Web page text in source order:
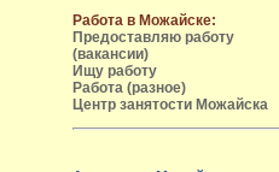
Работа в Можайске:
Предоставляю работу
(вакансии)
Ищу работу
Работа (разное)
Центр занятости Можайска